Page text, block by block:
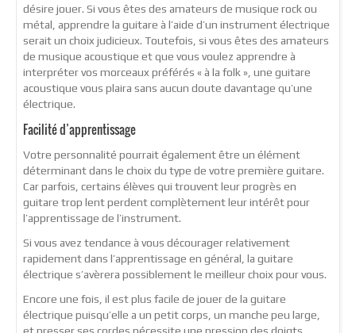
désire jouer. Si vous êtes des amateurs de musique rock ou
métal, apprendre la guitare à l’aide d’un instrument électrique
serait un choix judicieux. Toutefois, si vous êtes des amateurs
de musique acoustique et que vous voulez apprendre à
interpréter vos morceaux préférés « à la folk », une guitare
acoustique vous plaira sans aucun doute davantage qu’une
électrique.
Facilité d’apprentissage
Votre personnalité pourrait également être un élément
déterminant dans le choix du type de votre première guitare.
Car parfois, certains élèves qui trouvent leur progrès en
guitare trop lent perdent complètement leur intérêt pour
l’apprentissage de l’instrument.
Si vous avez tendance à vous décourager relativement
rapidement dans l’apprentissage en général, la guitare
électrique s’avèrera possiblement le meilleur choix pour vous.
Encore une fois, il est plus facile de jouer de la guitare
électrique puisqu’elle a un petit corps, un manche peu large,